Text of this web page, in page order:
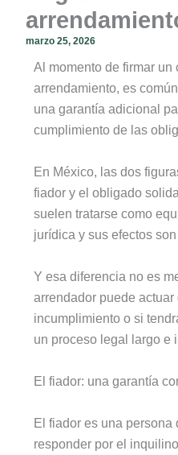
marzo 25, 2026
Al momento de firmar un
arrendamiento, es
una garantía adicional
cumplimiento de las
En México, las dos
fiador y el obligado
suelen tratarse como
jurídica y sus efectos
Y esa diferencia no es
arrendador puede
incumplimiento o si
un proceso legal largo e
El fiador: una garantía
El fiador es una persona
responder por el